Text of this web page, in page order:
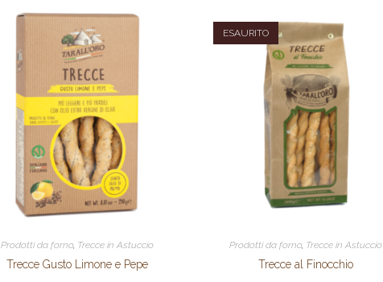
Prodotti da forno, Trecce in Astuccio
Trecce Gusto Limone e Pepe
ESAURITO
Prodotti da forno, Trecce in Astuccio
Trecce al Finocchio